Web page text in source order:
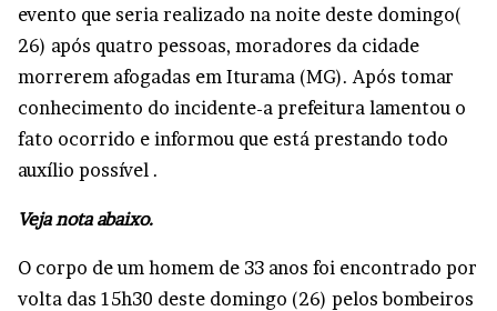
evento que seria realizado na noite deste domingo(
26) após quatro pessoas, moradores da cidade
morrerem afogadas em Iturama (MG). Após tomar
conhecimento do incidente-a prefeitura lamentou o
fato ocorrido e informou que está prestando todo
auxílio possível .
Veja nota abaixo.
O corpo de um homem de 33 anos foi encontrado por
volta das 15h30 deste domingo (26) pelos bombeiros